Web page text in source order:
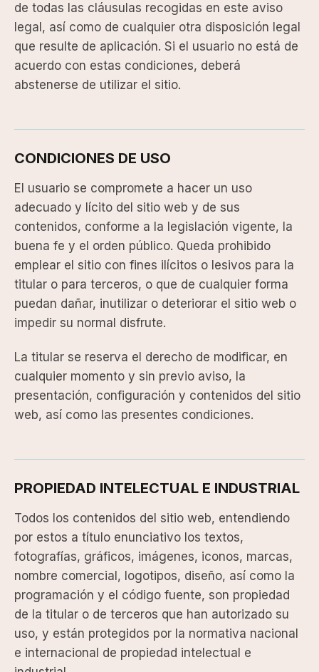
de todas las cláusulas recogidas en este aviso
legal, así como de cualquier otra disposición legal
que resulte de aplicación. Si el usuario no está de
acuerdo con estas condiciones, deberá
abstenerse de utilizar el sitio.
CONDICIONES DE USO
El usuario se compromete a hacer un uso
adecuado y lícito del sitio web y de sus
contenidos, conforme a la legislación vigente, la
buena fe y el orden público. Queda prohibido
emplear el sitio con fines ilícitos o lesivos para la
titular o para terceros, o que de cualquier forma
puedan dañar, inutilizar o deteriorar el sitio web o
impedir su normal disfrute.
La titular se reserva el derecho de modificar, en
cualquier momento y sin previo aviso, la
presentación, configuración y contenidos del sitio
web, así como las presentes condiciones.
PROPIEDAD INTELECTUAL E INDUSTRIAL
Todos los contenidos del sitio web, entendiendo
por estos a título enunciativo los textos,
fotografías, gráficos, imágenes, iconos, marcas,
nombre comercial, logotipos, diseño, así como la
programación y el código fuente, son propiedad
de la titular o de terceros que han autorizado su
uso, y están protegidos por la normativa nacional
e internacional de propiedad intelectual e